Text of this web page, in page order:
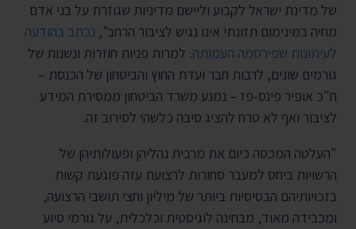
של מדינת ישראל לקבוע וליישם מדיניות שגוזרת על בני אדם
מחיה במינימום תזונתי אינו נגיש לציבור הרחב", נכתב בהודעה
לעיתונות שפירסמה העמותה. למרות פניות חוזרות ונשנות של
גורמים שונים, לרבות חבר ועדת החוץ והביטחון של הכנסת –
ח"כ אופיר פינס-פז – נמנע משרד הביטחון ממסירת המידע
לציבור ואף לא טרח להציג סיבה כלשהי לסירוב זה.
"העלטה המכסה כיום את מרבית נהליהן ופעולותיהן של
הרשויות ביחס למעבר סחורות לרצועת עזה פוגעת קשות
בזכויותיהם הבסיסיות ביותר של מיליון וחצי תושבי הרצועה,
ומכבידה מאוד, מבחינה לוגיסטית וכלכלית, על גורמי סיוע